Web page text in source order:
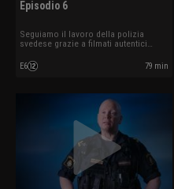
Episodio 6
Seguiamo il lavoro della polizia
svedese grazie a filmati autentici
E6 79 min